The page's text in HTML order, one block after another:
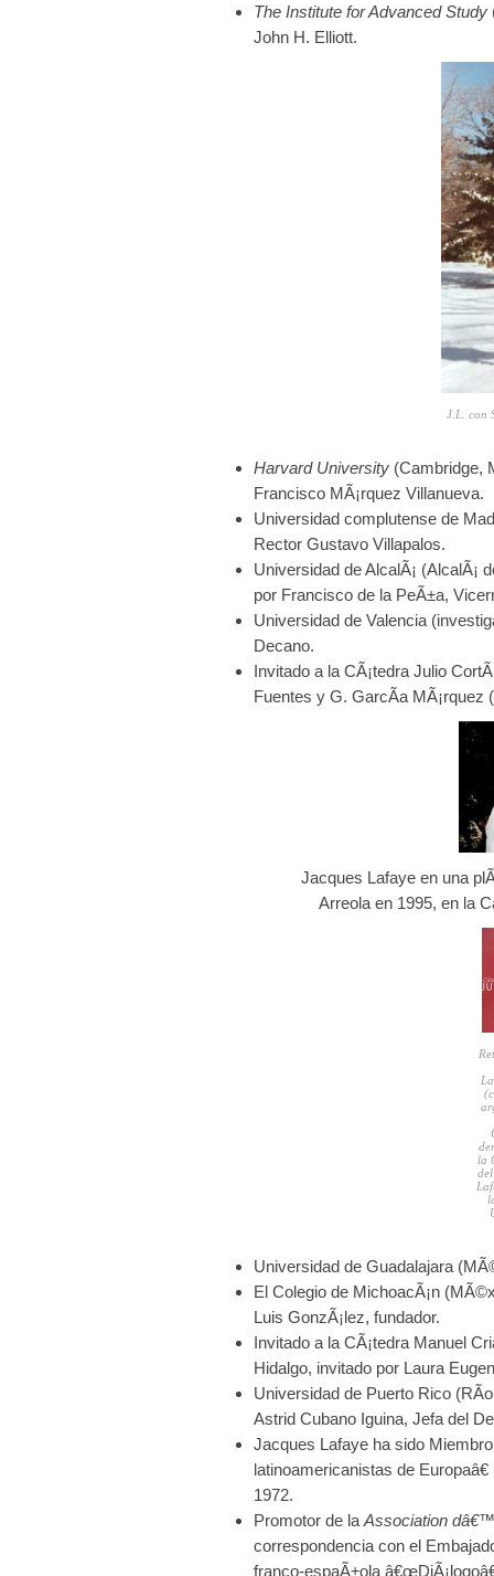
The Institute for Advanced Study
John H. Elliott.
J.L. con
Harvard University (Cambridge,
Francisco MÃ¡rquez Villanueva.
Universidad complutense de
Rector Gustavo Villapalos.
Universidad de AlcalÃ¡ (AlcalÃ¡
por Francisco de la PeÃ±a,
Universidad de Valencia
Decano.
Invitado a la CÃ¡tedra Julio
Fuentes y G. GarcÃ­a MÃ¡rquez
Jacques Lafaye en una
Arreola en 1995, en la
la
Universidad de Guadalajara
El Colegio de MichoacÃ¡n
Luis GonzÃ¡lez, fundador.
Invitado a la CÃ¡tedra Manuel
Hidalgo, invitado por Laura
Universidad de Puerto Rico
Astrid Cubano Iguina, Jefa del
Jacques Lafaye ha sido
latinoamericanistas de
1972.
Promotor de la Association
correspondencia con el
franco-espaÃ±ola